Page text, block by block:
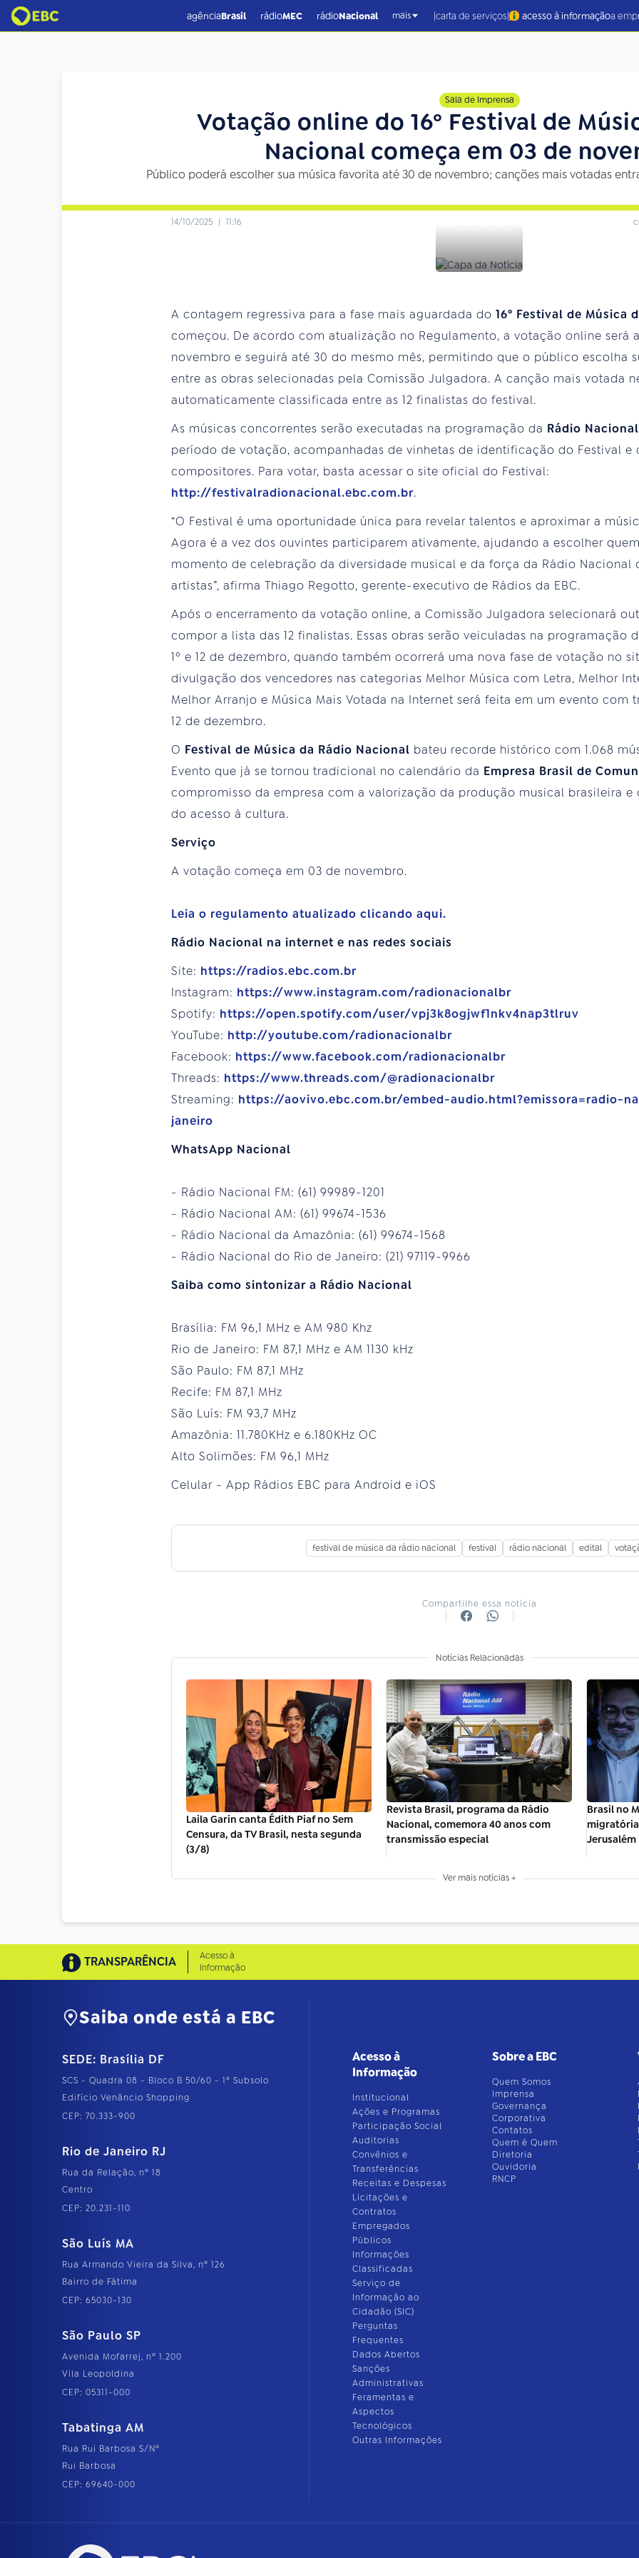
agênciaBrasil rádioMEC rádioNacional mais |carta de serviços| acesso à informaçãoa
Sala de Imprensa
Votação online do 16º Festival de
Nacional começa em 03 de
Público poderá escolher sua música favorita até 30 de novembro; canções mais votadas
14/10/2025 | 11:16
A contagem regressiva para a fase mais aguardada do 16º Festival de Música
começou. De acordo com atualização no Regulamento, a votação online será
novembro e seguirá até 30 do mesmo mês, permitindo que o público escolha
entre as obras selecionadas pela Comissão Julgadora. A canção mais votada
automaticamente classificada entre as 12 finalistas do festival.
As músicas concorrentes serão executadas na programação da Rádio
período de votação, acompanhadas de vinhetas de identificação do Festival e
compositores. Para votar, basta acessar o site oficial do Festival:
http://festivalradionacional.ebc.com.br.
“O Festival é uma oportunidade única para revelar talentos e aproximar a
Agora é a vez dos ouvintes participarem ativamente, ajudando a escolher
momento de celebração da diversidade musical e da força da Rádio Nacional
artistas”, afirma Thiago Regotto, gerente-executivo de Rádios da EBC.
Após o encerramento da votação online, a Comissão Julgadora selecionará
compor a lista das 12 finalistas. Essas obras serão veiculadas na programação
1º e 12 de dezembro, quando também ocorrerá uma nova fase de votação no
divulgação dos vencedores nas categorias Melhor Música com Letra, Melhor
Melhor Arranjo e Música Mais Votada na Internet será feita em um evento com
12 de dezembro.
O Festival de Música da Rádio Nacional bateu recorde histórico com 1.068
Evento que já se tornou tradicional no calendário da Empresa Brasil de
compromisso da empresa com a valorização da produção musical brasileira
do acesso à cultura.
Serviço
A votação começa em 03 de novembro.
Leia o regulamento atualizado clicando aqui.
Rádio Nacional na internet e nas redes sociais
Site: https://radios.ebc.com.br
Instagram: https://www.instagram.com/radionacionalbr
Spotify: https://open.spotify.com/user/vpj3k8ogjwf1nkv4nap3tlruv
YouTube: http://youtube.com/radionacionalbr
Facebook: https://www.facebook.com/radionacionalbr
Threads: https://www.threads.com/@radionacionalbr
Streaming: https://aovivo.ebc.com.br/embed-audio.html?emissora=radio-
janeiro
WhatsApp Nacional
- Rádio Nacional FM: (61) 99989-1201
- Rádio Nacional AM: (61) 99674-1536
- Rádio Nacional da Amazônia: (61) 99674-1568
- Rádio Nacional do Rio de Janeiro: (21) 97119-9966
Saiba como sintonizar a Rádio Nacional
Brasília: FM 96,1 MHz e AM 980 Khz
Rio de Janeiro: FM 87,1 MHz e AM 1130 kHz
São Paulo: FM 87,1 MHz
Recife: FM 87,1 MHz
São Luís: FM 93,7 MHz
Amazônia: 11.780KHz e 6.180KHz OC
Alto Solimões: FM 96,1 MHz
Celular - App Rádios EBC para Android e iOS
festival de música da rádio nacional festival rádio nacional edital
Compartilhe essa notícia
Notícias Relacionadas
Laila Garin canta Édith Piaf no Sem
Censura, da TV Brasil, nesta segunda
(3/8)
Revista Brasil, programa da Rádio
Nacional, comemora 40 anos com
transmissão especial
Brasil no
Jerusalém
Ver mais notícias +
TRANSPARÊNCIA
Acesso à
Informação
Saiba onde está a EBC
SEDE: Brasília DF
SCS - Quadra 08 - Bloco B 50/60 - 1º Subsolo
Edifício Venâncio Shopping
CEP: 70.333-900
Rio de Janeiro RJ
Rua da Relação, nº 18
Centro
CEP: 20.231-110
São Luís MA
Rua Armando Vieira da Silva, nº 126
Bairro de Fátima
CEP: 65030-130
São Paulo SP
Avenida Mofarrej, nº 1.200
Vila Leopoldina
CEP: 05311-000
Tabatinga AM
Rua Rui Barbosa S/Nº
Rui Barbosa
CEP: 69640-000
Acesso à
Informação
Institucional
Ações e Programas
Participação Social
Auditorias
Convênios e
Transferências
Receitas e Despesas
Licitações e
Contratos
Empregados
Públicos
Informações
Classificadas
Serviço de
Informação ao
Cidadão (SIC)
Perguntas
Frequentes
Dados Abertos
Sanções
Administrativas
Feramentas e
Aspectos
Tecnológicos
Outras Informações
Sobre a EBC
Quem Somos
Imprensa
Governança
Corporativa
Contatos
Quem é Quem
Diretoria
Ouvidoria
RNCP